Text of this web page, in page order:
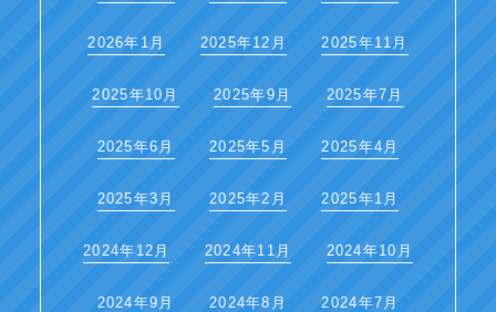
2026年1月 2025年12月 2025年11月
2025年10月 2025年9月 2025年7月
2025年6月 2025年5月 2025年4月
2025年3月 2025年2月 2025年1月
2024年12月 2024年11月 2024年10月
2024年9月 2024年8月 2024年7月